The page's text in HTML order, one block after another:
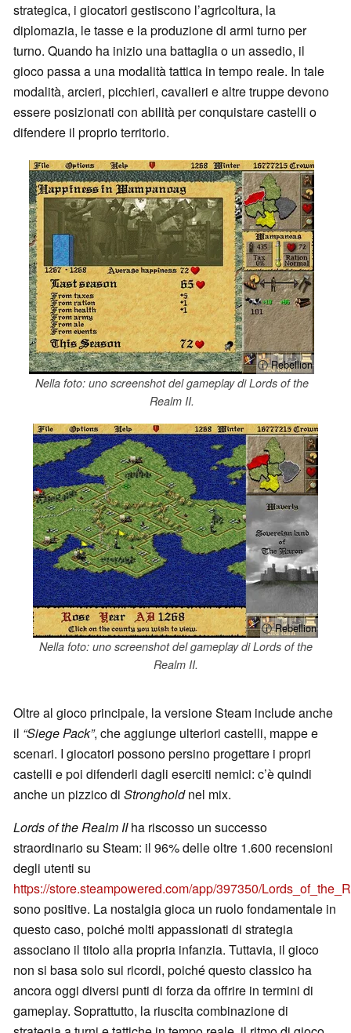
strategica, i giocatori gestiscono l’agricoltura, la
diplomazia, le tasse e la produzione di armi turno per
turno. Quando ha inizio una battaglia o un assedio, il
gioco passa a una modalità tattica in tempo reale. In tale
modalità, arcieri, picchieri, cavalieri e altre truppe devono
essere posizionati con abilità per conquistare castelli o
difendere il proprio territorio.
ⓘ Rebellion
Nella foto: uno screenshot del gameplay di Lords of the
Realm II.
ⓘ Rebellion
Nella foto: uno screenshot del gameplay di Lords of the
Realm II.
Oltre al gioco principale, la versione Steam include anche
il “Siege Pack”, che aggiunge ulteriori castelli, mappe e
scenari. I giocatori possono persino progettare i propri
castelli e poi difenderli dagli eserciti nemici: c’è quindi
anche un pizzico di Strongholdnel mix.
Lords of the Realm IIha riscosso un successo
straordinario su Steam: il 96% delle oltre 1.600 recensioni
degli utenti su
https://store.steampowered.com/app/397350/
sono positive. La nostalgia gioca un ruolo fondamentale in
questo caso, poiché molti appassionati di strategia
associano il titolo alla propria infanzia. Tuttavia, il gioco
non si basa solo sui ricordi, poiché questo classico ha
ancora oggi diversi punti di forza da offrire in termini di
gameplay. Soprattutto, la riuscita combinazione di